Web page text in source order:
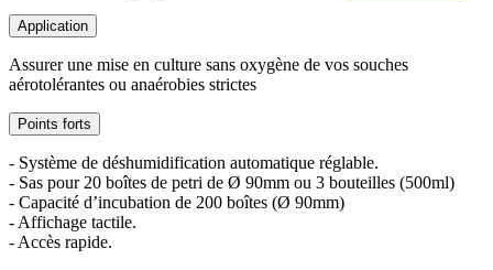
Application
Assurer une mise en culture sans oxygène de vos souches
aérotolérantes ou anaérobies strictes
Points forts
- Système de déshumidification automatique réglable.
- Sas pour 20 boîtes de petri de Ø 90mm ou 3 bouteilles (500ml)
- Capacité d’incubation de 200 boîtes (Ø 90mm)
- Affichage tactile.
- Accès rapide.